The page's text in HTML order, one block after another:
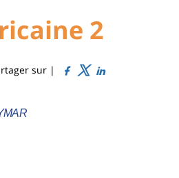
2
sur |